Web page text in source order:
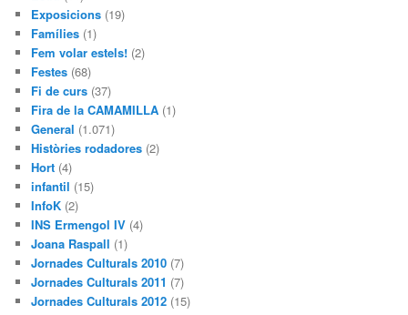
Exposicions (19)
Famílies (1)
Fem volar estels! (2)
Festes (68)
Fi de curs (37)
Fira de la CAMAMILLA (1)
General (1.071)
Històries rodadores (2)
Hort (4)
infantil (15)
InfoK (2)
INS Ermengol IV (4)
Joana Raspall (1)
Jornades Culturals 2010 (7)
Jornades Culturals 2011 (7)
Jornades Culturals 2012 (15)